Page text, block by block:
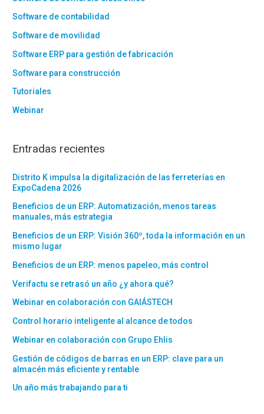
Software de contabilidad
Software de movilidad
Software ERP para gestión de fabricación
Software para construcción
Tutoriales
Webinar
Entradas recientes
Distrito K impulsa la digitalización de las ferreterías en
ExpoCadena 2026
Beneficios de un ERP: Automatización, menos tareas
manuales, más estrategia
Beneficios de un ERP: Visión 360º, toda la información en un
mismo lugar
Beneficios de un ERP: menos papeleo, más control
Verifactu se retrasó un año ¿y ahora qué?
Webinar en colaboración con GAIÁSTECH
Control horario inteligente al alcance de todos
Webinar en colaboración con Grupo Ehlis
Gestión de códigos de barras en un ERP: clave para un
almacén más eficiente y rentable
Un año más trabajando para ti